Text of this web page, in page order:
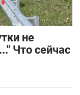
не
Что сейчас